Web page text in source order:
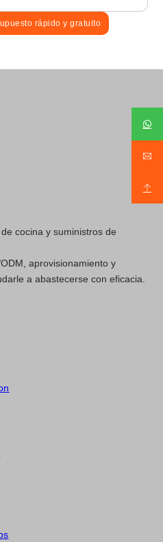
rápido y gratuito
cocina y suministros de
aprovisionamiento y
a abastecerse con eficacia.